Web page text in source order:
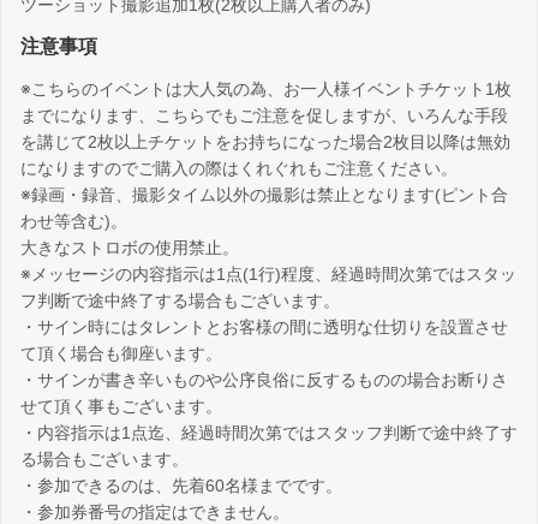
ツーショット撮影追加1枚(2枚以上購入者のみ)
注意事項
※こちらのイベントは大人気の為、お一人様イベントチケット1枚
までになります、こちらでもご注意を促しますが、いろんな手段
を講じて2枚以上チケットをお持ちになった場合2枚目以降は無効
になりますのでご購入の際はくれぐれもご注意ください。
※録画・録音、撮影タイム以外の撮影は禁止となります(ピント合
わせ等含む)。
大きなストロボの使用禁止。
※メッセージの内容指示は1点(1行)程度、経過時間次第ではスタッ
フ判断で途中終了する場合もございます。
・サイン時にはタレントとお客様の間に透明な仕切りを設置させ
て頂く場合も御座います。
・サインが書き辛いものや公序良俗に反するものの場合お断りさ
せて頂く事もございます。
・内容指示は1点迄、経過時間次第ではスタッフ判断で途中終了す
る場合もございます。
・参加できるのは、先着60名様までです。
・参加券番号の指定はできません。